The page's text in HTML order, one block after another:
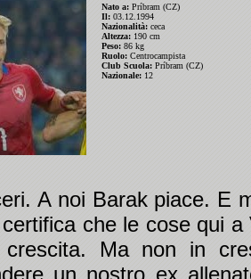
Nato a: Príbram (CZ)
Il: 03.12.1994
Nazionalità: ceca
Altezza: 190 cm
Peso: 86 kg
Ruolo: Centrocampista
Club Scuola: Príbram (CZ)
Nazionale: 12
A noi Barak piace. E
che le cose qui a
crescita. Ma non in
un nostro ex